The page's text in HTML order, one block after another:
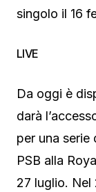
singolo il 16
LIVE
Da oggi è
darà
per una
PSB alla
27 luglio. Nel